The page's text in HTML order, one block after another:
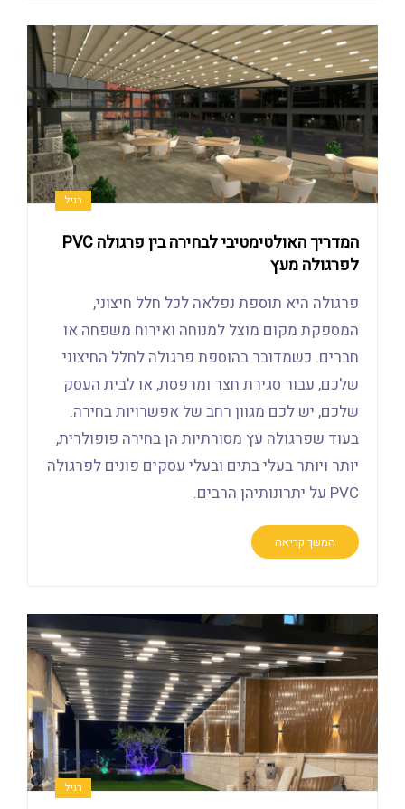
רגיל
המדריך האולטימטיבי לבחירה בין פרגולה PVC
לפרגולה מעץ
פרגולה היא תוספת נפלאה לכל חלל חיצוני,
המספקת מקום מוצל למנוחה ואירוח משפחה או
חברים. כשמדובר בהוספת פרגולה לחלל החיצוני
שלכם, עבור סגירת חצר ומרפסת, או לבית העסק
שלכם, יש לכם מגוון רחב של אפשרויות בחירה.
בעוד שפרגולה עץ מסורתיות הן בחירה פופולרית,
יותר ויותר בעלי בתים ובעלי עסקים פונים לפרגולה
PVC על יתרונותיהן הרבים.
המשך קריאה
רגיל